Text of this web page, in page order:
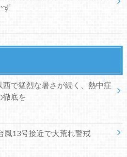
ず
西で猛烈な暑さが続く、熱中症
徹底を
風13号接近で大荒れ警戒